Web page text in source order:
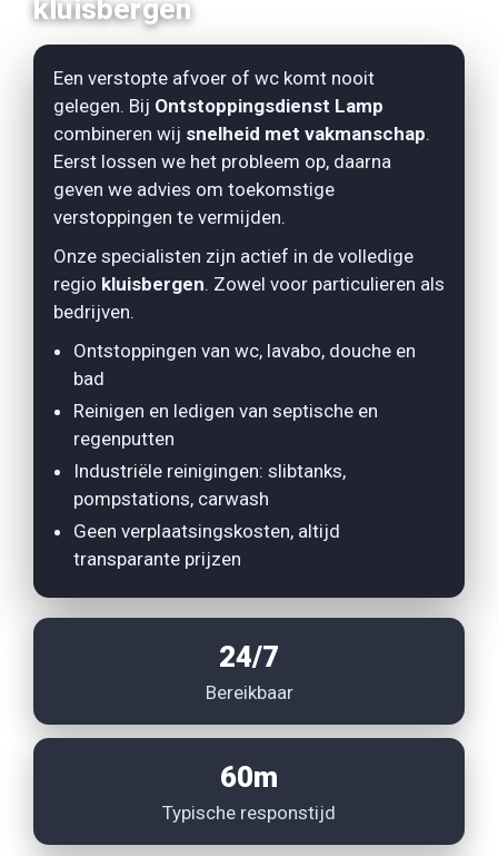
kluisbergen
Een verstopte afvoer of wc komt nooit
gelegen. Bij Ontstoppingsdienst Lamp
combineren wij snelheid met vakmanschap.
Eerst lossen we het probleem op, daarna
geven we advies om toekomstige
verstoppingen te vermijden.
Onze specialisten zijn actief in de volledige
regio kluisbergen. Zowel voor particulieren als
bedrijven.
Ontstoppingen van wc, lavabo, douche en
bad
Reinigen en ledigen van septische en
regenputten
Industriële reinigingen: slibtanks,
pompstations, carwash
Geen verplaatsingskosten, altijd
transparante prijzen
24/7
Bereikbaar
60m
Typische responstijd